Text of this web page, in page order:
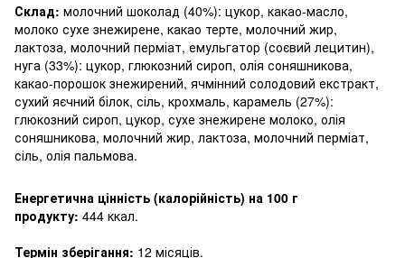
Склад: молочний шоколад (40%): цукор, какао-масло,
молоко сухе знежирене, какао терте, молочний жир,
лактоза, молочний перміат, емульгатор (соєвий лецитин),
нуга (33%): цукор, глюкозний сироп, олія соняшникова,
какао-порошок знежирений, ячмінний солодовий екстракт,
сухий яєчний білок, сіль, крохмаль, карамель (27%):
глюкозний сироп, цукор, сухе знежирене молоко, олія
соняшникова, молочний жир, лактоза, молочний перміат,
сіль, олія пальмова.
Енергетична цінність (калорійність) на 100 г
продукту: 444 ккал.
Термін зберігання: 12 місяців.